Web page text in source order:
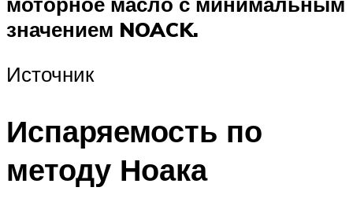
значением NOACK.
Источник
Испаряемость по
методу Ноака